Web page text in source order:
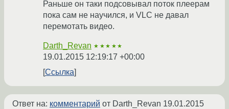
Раньше он таки подсовывал поток плеерам
пока сам не научился, и VLC не давал
перемотать видео.
Darth_Revan ★★★★★
19.01.2015 12:19:17 +00:00
Ссылка
Ответ на: комментарий от Darth_Revan 19.01.2015